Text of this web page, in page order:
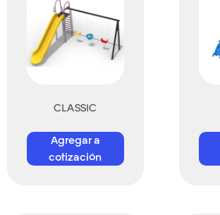
CLASSIC
Agregar a
cotización